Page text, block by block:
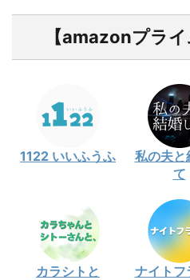
【amazonプラ
1122 いいふうふ
私の夫と
て
カラシトと ナイトフ